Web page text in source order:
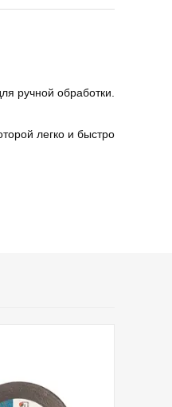
ручной обработки.
легко и быстро